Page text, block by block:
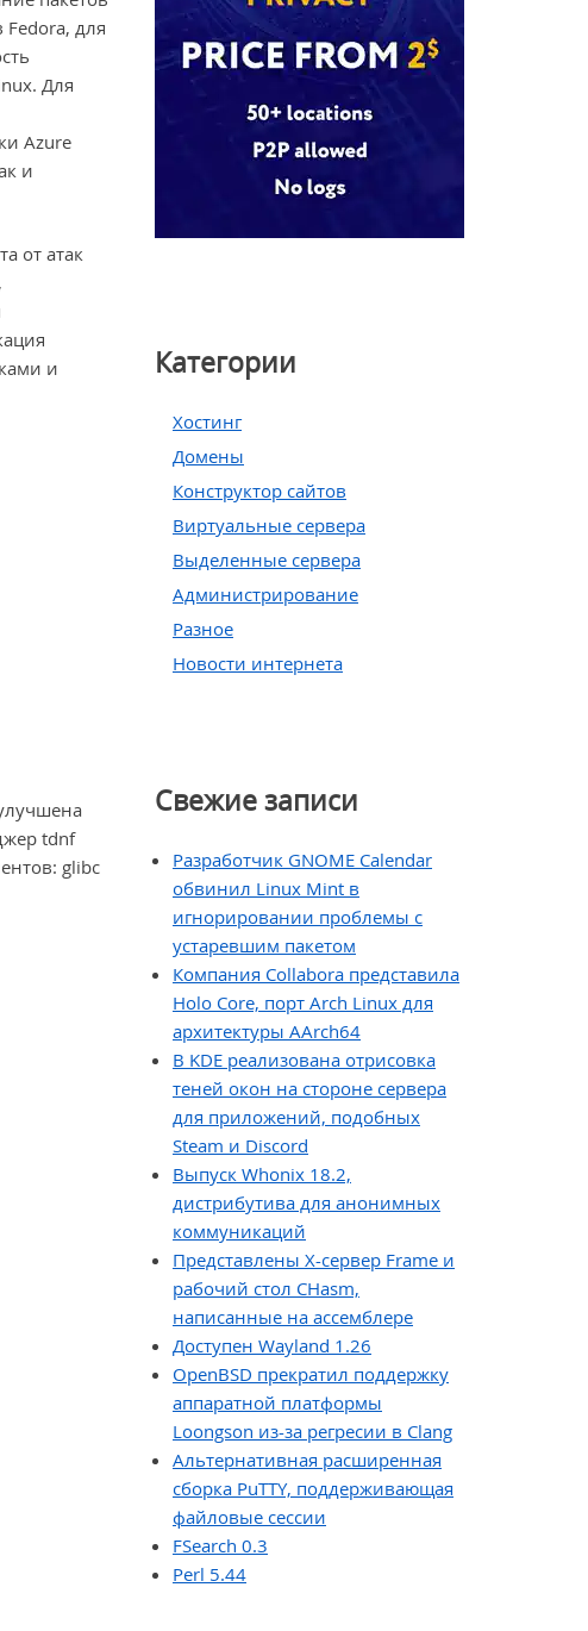
Категории
Хостинг
Домены
Конструктор сайтов
Виртуальные сервера
Выделенные сервера
Администрирование
Разное
Новости интернета
Свежие записи
Разработчик GNOME Calendar
обвинил Linux Mint в
игнорировании проблемы с
устаревшим пакетом
Компания Collabora представила
Holo Core, порт Arch Linux для
архитектуры AArch64
В KDE реализована отрисовка
теней окон на стороне сервера
для приложений, подобных
Steam и Discord
Выпуск Whonix 18.2,
дистрибутива для анонимных
коммуникаций
Представлены X-сервер Frame и
рабочий стол CHasm,
написанные на ассемблере
Доступен Wayland 1.26
OpenBSD прекратил поддержку
аппаратной платформы
Loongson из-за регресии в Clang
Альтернативная расширенная
сборка PuTTY, поддерживающая
файловые сессии
FSearch 0.3
Perl 5.44
Fedora, для
Для
Azure
и
от атак
и
tdnf
glibc